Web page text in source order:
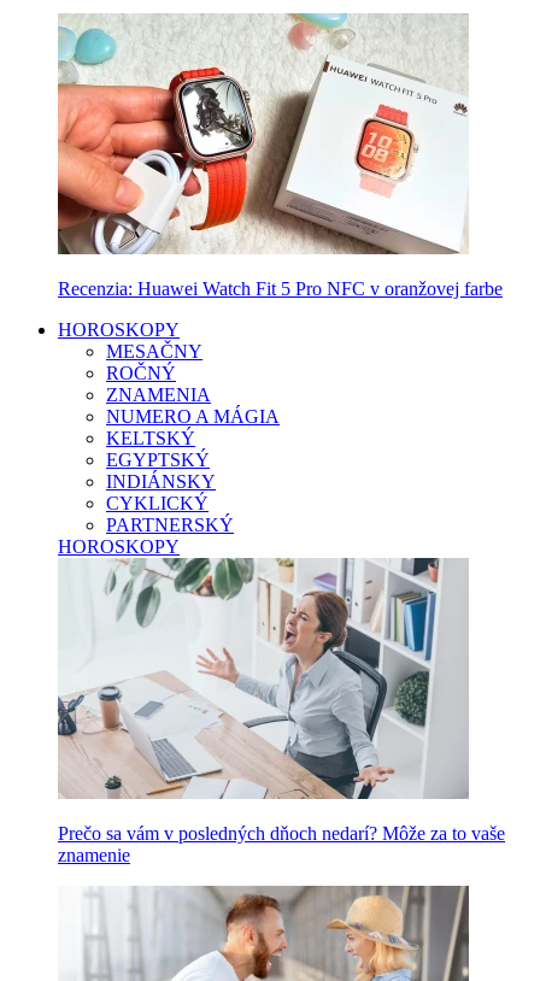
Recenzia: Huawei Watch Fit 5 Pro NFC v oranžovej farbe
HOROSKOPY
MESAČNY
ROČNÝ
ZNAMENIA
NUMERO A MÁGIA
KELTSKÝ
EGYPTSKÝ
INDIÁNSKY
CYKLICKÝ
PARTNERSKÝ
HOROSKOPY
Prečo sa vám v posledných dňoch nedarí? Môže za to vaše
znamenie